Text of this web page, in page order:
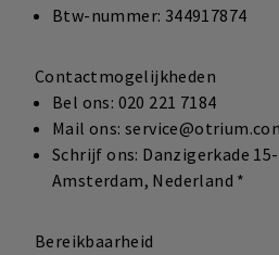
Btw-nummer: 344917874
Contactmogelijkheden
Bel ons: 020 221 7184
Mail ons:
Schrijf ons: Danzigerkade 15-
Amsterdam, Nederland *
Bereikbaarheid